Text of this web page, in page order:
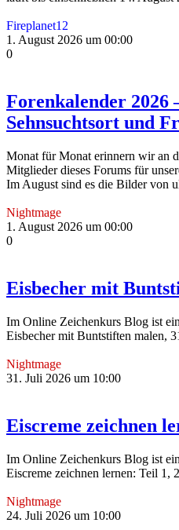
Fireplanet12
1. August 2026 um 00:00
0
Forenkalender 2026
Sehnsuchtsort und
Monat für Monat erinnern wir an
Mitglieder dieses Forums für
Im August sind es die Bilder von
Nightmage
1. August 2026 um 00:00
0
Eisbecher mit
Im Online Zeichenkurs Blog ist
Eisbecher mit Buntstiften malen,
Nightmage
31. Juli 2026 um 10:00
Eiscreme zeichnen
Im Online Zeichenkurs Blog ist
Eiscreme zeichnen lernen: Teil 1,
Nightmage
24. Juli 2026 um 10:00